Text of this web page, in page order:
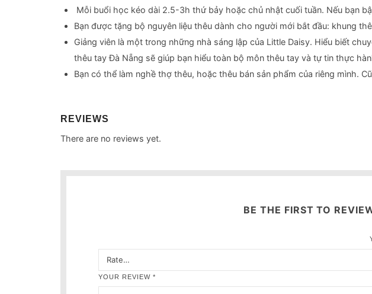
Mỗi buổi học kéo dài 2.5-3h thứ bảy hoặc chủ nhật cuối tuần. Nếu bạn
Bạn được tặng bộ nguyên liệu thêu dành cho người mới bắt đầu: khung
Giảng viên là một trong những nhà sáng lập của Little Daisy. Hiểu biết
thêu tay Đà Nẵng sẽ giúp bạn hiểu toàn bộ môn thêu tay và tự tin thực
Bạn có thể làm nghề thợ thêu, hoặc thêu bán sản phẩm của riêng mình.
REVIEWS
There are no reviews yet.
BE THE FIRST TO
YOUR REVIEW *